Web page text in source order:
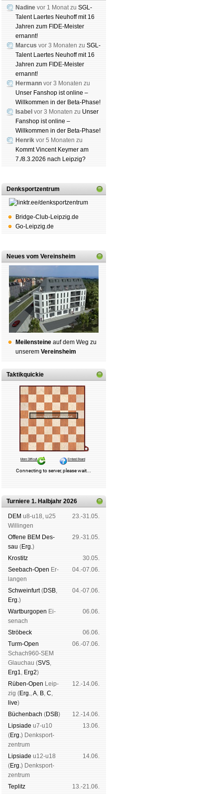
Nadine vor 1 Monat zu SGL-
Talent Laertes Neuhoff mit 16
Jahren zum FIDE-Meister
ernannt!
Marcus vor 3 Monaten zu SGL-
Talent Laertes Neuhoff mit 16
Jahren zum FIDE-Meister
ernannt!
Hermann vor 3 Monaten zu
Unser Fanshop ist online –
Willkommen in der Beta-Phase!
Isabel vor 3 Monaten zu Unser
Fanshop ist online –
Willkommen in der Beta-Phase!
Henrik vor 5 Monaten zu
Kommt Vincent Keymer am
7./8.3.2026 nach Leipzig?
Denksportzentrum
Bridge-Club-Leipzig.de
Go-Leipzig.de
Neues vom Vereinsheim
Mei­len­stei­ne auf dem Weg zu
un­se­rem Ver­eins­heim
Taktikquickie
Turniere 1. Halbjahr 2026
DEM u8-u18, u25
Wil­lin­gen
23.-31.05.
Offene BEM Des­
sau (Erg.)
29.-31.05.
Kros­titz
30.05.
See­bach-Open Er­
lan­gen
04.-07.06.
Schwein­furt(DSB,
Erg.)
04.-07.06.
Wart­burg­open Ei­
se­nach
06.06.
Strö­beck
06.06.
Turm-Open
Schach960-SEM
Glau­chau (SVS,
Erg1, Erg2)
06.-07.06.
Rüben-Open Leip­
zig (Erg.,A, B, C,
live)
12.-14.06.
Büchen­bach (DSB)
12.-14.06.
Lipsiade u7-u10
(Erg.) Denk­sport­
zen­trum
13.06.
Lipsiade u12-u18
(Erg.) Denk­sport­
zen­trum
14.06.
Tep­litz
13.-21.06.